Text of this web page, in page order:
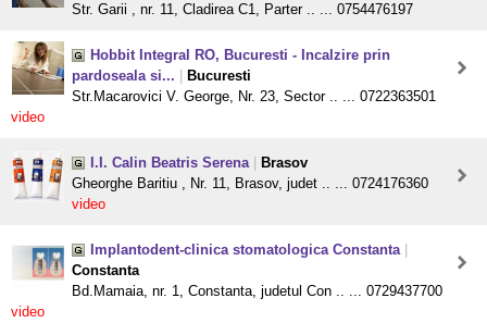
Str. Garii , nr. 11, Cladirea C1, Parter .. ... 0754476197
Hobbit Integral RO, Bucuresti - Incalzire prin
pardoseala si...
Bucuresti
Str.Macarovici V. George, Nr. 23, Sector .. ... 0722363501
video
I.I. Calin Beatris Serena
Brasov
Gheorghe Baritiu , Nr. 11, Brasov, judet .. ... 0724176360
video
Implantodent-clinica stomatologica Constanta
Constanta
Bd.Mamaia, nr. 1, Constanta, judetul Con .. ... 0729437700
video